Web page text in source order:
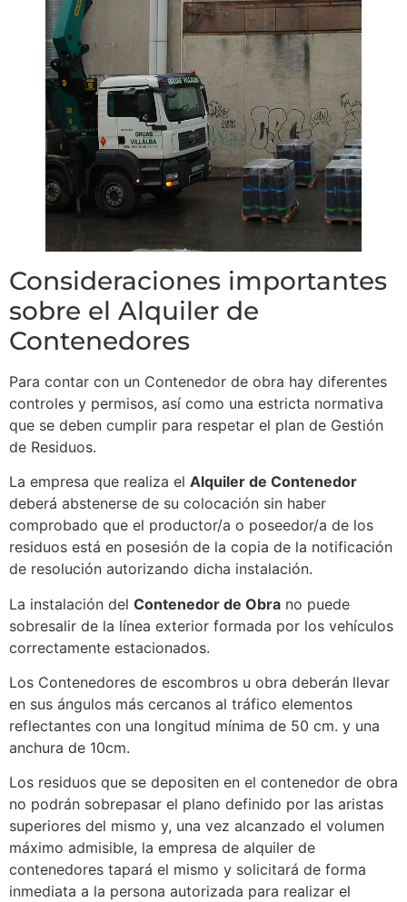
Consideraciones importantes
sobre el Alquiler de
Contenedores
Para contar con un Contenedor de obra hay diferentes
controles y permisos, así como una estricta normativa
que se deben cumplir para respetar el plan de Gestión
de Residuos.
La empresa que realiza el Alquiler de Contenedor
deberá abstenerse de su colocación sin haber
comprobado que el productor/a o poseedor/a de los
residuos está en posesión de la copia de la notificación
de resolución autorizando dicha instalación.
La instalación del Contenedor de Obra no puede
sobresalir de la línea exterior formada por los vehículos
correctamente estacionados.
Los Contenedores de escombros u obra deberán llevar
en sus ángulos más cercanos al tráfico elementos
reflectantes con una longitud mínima de 50 cm. y una
anchura de 10cm.
Los residuos que se depositen en el contenedor de obra
no podrán sobrepasar el plano definido por las aristas
superiores del mismo y, una vez alcanzado el volumen
máximo admisible, la empresa de alquiler de
contenedores tapará el mismo y solicitará de forma
inmediata a la persona autorizada para realizar el